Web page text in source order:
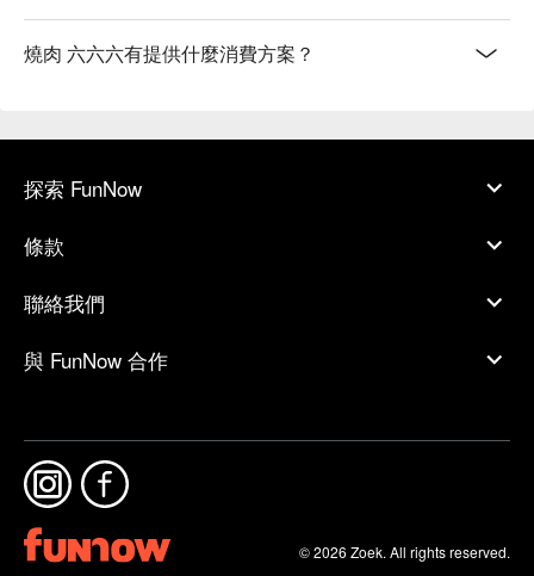
燒肉 六六六有提供什麼消費方案？
探索 FunNow
條款
聯絡我們
與 FunNow 合作
© 2026 Zoek. All rights reserved.